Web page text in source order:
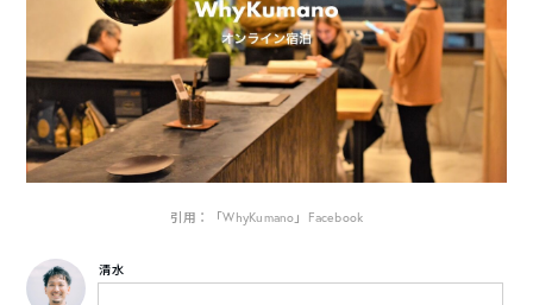
引用：「WhyKumano」Facebook
清水